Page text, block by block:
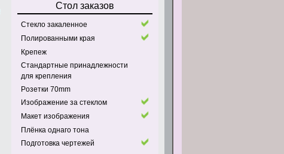
Стол заказов
Стекло закаленное
Полированными края
Крепеж
Стандартные принадлежности
для крепления
Pозетки 70mm
Изображение за стеклом
Макет изображения
Плёнка однаго тона
Подготовка чертежей